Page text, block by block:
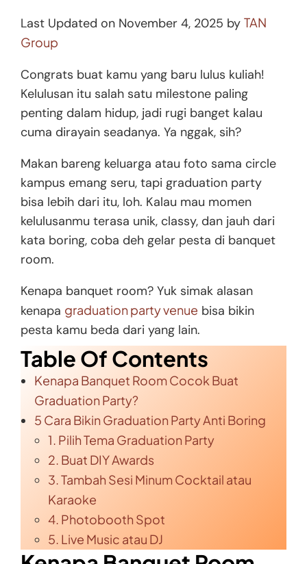
Last Updated on November 4, 2025 by TAN
Group
Congrats buat kamu yang baru lulus kuliah!
Kelulusan itu salah satu milestone paling
penting dalam hidup, jadi rugi banget kalau
cuma dirayain seadanya. Ya nggak, sih?
Makan bareng keluarga atau foto sama circle
kampus emang seru, tapi graduation party
bisa lebih dari itu, loh. Kalau mau momen
kelulusanmu terasa unik, classy, dan jauh dari
kata boring, coba deh gelar pesta di banquet
room.
Kenapa banquet room? Yuk simak alasan
kenapa graduation party venue bisa bikin
pesta kamu beda dari yang lain.
Table Of Contents
Kenapa Banquet Room Cocok Buat
Graduation Party?
5 Cara Bikin Graduation Party Anti Boring
1. Pilih Tema Graduation Party
2. Buat DIY Awards
3. Tambah Sesi Minum Cocktail atau
Karaoke
4. Photobooth Spot
5. Live Music atau DJ